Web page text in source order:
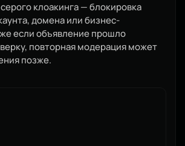
клоакинга — блокировка
домена или бизнес-
если объявление прошло
повторная модерация может
позже.